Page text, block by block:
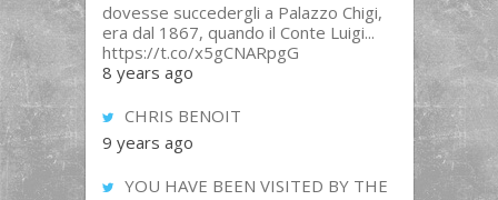
dovesse succedergli a Palazzo Chigi,
era dal 1867, quando il Conte Luigi...
https://t.co/x5gCNARpgG
8 years ago
CHRIS BENOIT
9 years ago
YOU HAVE BEEN VISITED BY THE